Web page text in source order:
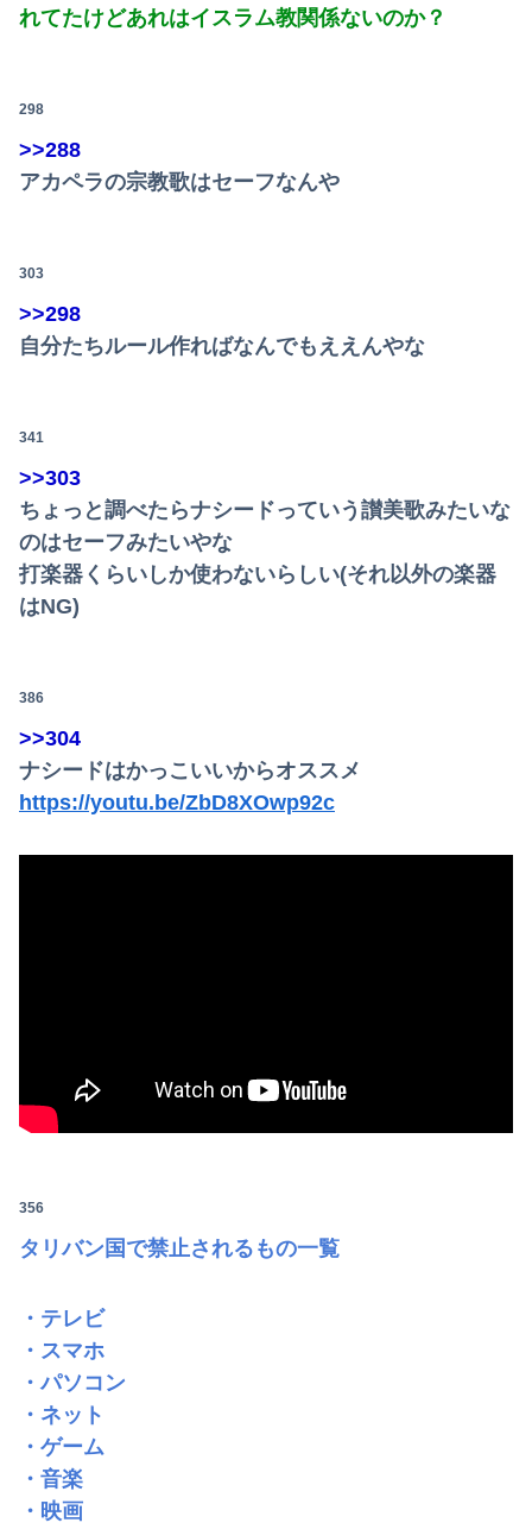
れてたけどあれはイスラム教関係ないのか？
298
>>288
アカペラの宗教歌はセーフなんや
303
>>298
自分たちルール作ればなんでもええんやな
341
>>303
ちょっと調べたらナシードっていう讃美歌みたいな
のはセーフみたいやな
打楽器くらいしか使わないらしい(それ以外の楽器
はNG)
386
>>304
ナシードはかっこいいからオススメ
https://youtu.be/ZbD8XOwp92c
356
タリバン国で禁止されるもの一覧
・テレビ
・スマホ
・パソコン
・ネット
・ゲーム
・音楽
・映画